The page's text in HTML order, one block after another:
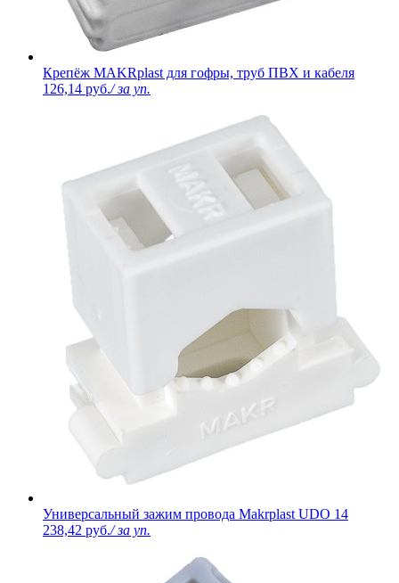
Крепёж MAKRplast для гофры, труб ПВХ и кабеля
126,14 руб./ за уп.
Универсальный зажим провода Makrplast UDO 14
238,42 руб./ за уп.